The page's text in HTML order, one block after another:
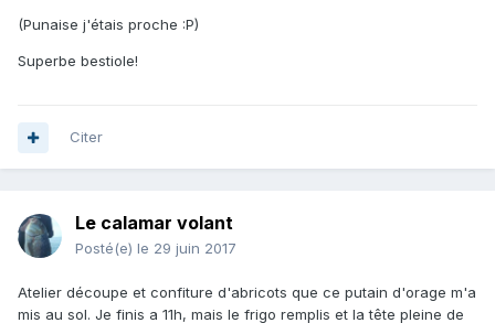
(Punaise j'étais proche :P)
Superbe bestiole!
Citer
Le calamar volant
Posté(e) le 29 juin 2017
Atelier découpe et confiture d'abricots que ce putain d'orage m'a
mis au sol. Je finis a 11h, mais le frigo remplis et la tête pleine de